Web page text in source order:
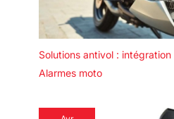
Solutions antivol :
Alarmes moto